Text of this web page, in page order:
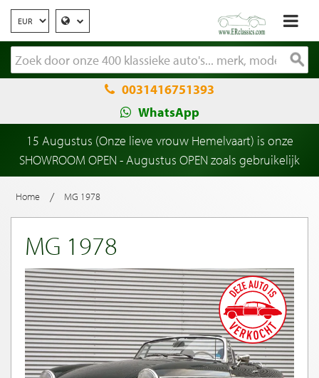
0031416751393
WhatsApp
15 Augustus (Onze lieve vrouw Hemelvaart) is onze
SHOWROOM OPEN - Augustus OPEN zoals gebruikelijk
Home / MG 1978
MG 1978